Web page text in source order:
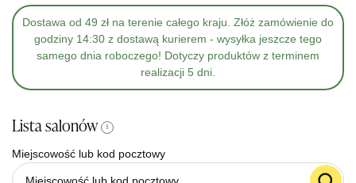
Dostawa od 49 zł na terenie całego kraju. Złóż zamówienie do
godziny 14:30 z dostawą kurierem - wysyłka jeszcze tego
samego dnia roboczego! Dotyczy produktów z terminem
realizacji 5 dni.
Lista salonów i
Miejscowość lub kod pocztowy